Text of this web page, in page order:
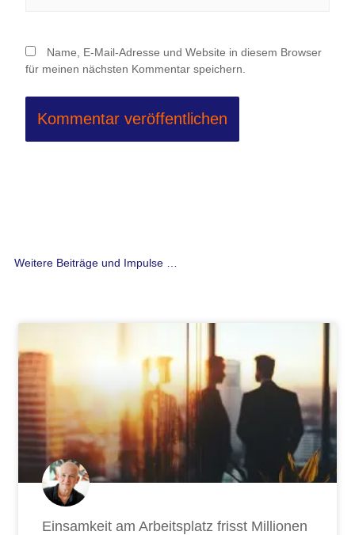
Name, E-Mail-Adresse und Website in diesem Browser
für meinen nächsten Kommentar speichern.
Weitere Beiträge und Impulse …
Einsamkeit am Arbeitsplatz frisst Millionen
SeiteSeite SeiteSeite SeiteSeite
Seite Seite Seite Seite Seite SeiteSeite
Seite Seite Seite Seite Seite